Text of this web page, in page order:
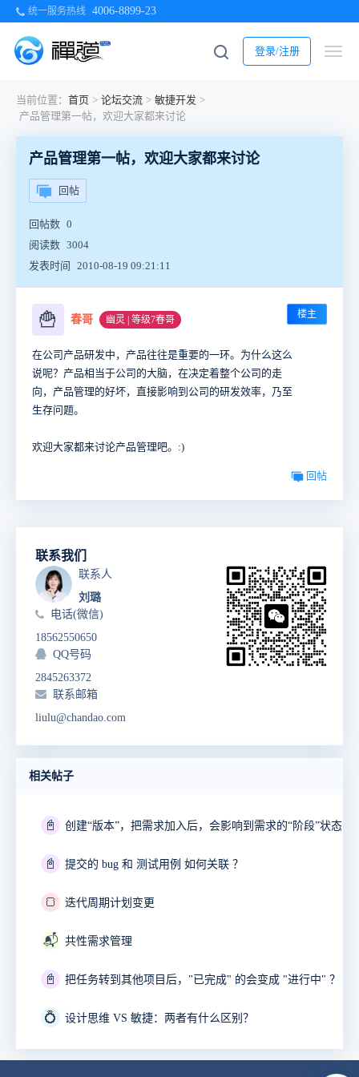
统一服务热线 4006-8899-23
登录/注册
当前位置： 首页 > 论坛交流 > 敏捷开发 >
产品管理第一帖，欢迎大家都来讨论
产品管理第一帖，欢迎大家都来讨论
回帖
回帖数 0
阅读数 3004
发表时间
2010-08-19 09:21:11
🍟 春哥 幽灵 | 等级7春哥 楼主
在公司产品研发中，产品往往是重要的一环。为什么这么
说呢？产品相当于公司的大脑，在决定着整个公司的走
向，产品管理的好坏，直接影响到公司的研发效率，乃至
生存问题。
欢迎大家都来讨论产品管理吧。:)
回帖
联系我们
联系人
刘璐
电话(微信)
18562550650
QQ号码
2845263372
联系邮箱
liulu@chandao.com
相关帖子
📓 创建“版本”，把需求加入后，会影响到需求的“阶段”状态么
📓 提交的 bug 和 测试用例 如何关联 ？
🍞 迭代周期计划变更
📬 共性需求管理
📓 把任务转到其他项目后，"已完成" 的会变成 "进行中" ？
💍 设计思维 VS 敏捷：两者有什么区别？